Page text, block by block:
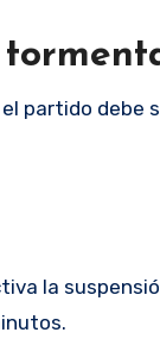
partido debe
la